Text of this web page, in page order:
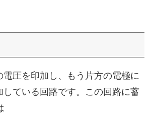
電圧を印加し、もう片方の電極に
している回路です。この回路に蓄